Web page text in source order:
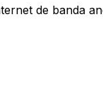
de banda